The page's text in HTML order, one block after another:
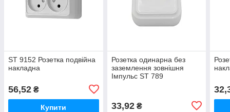
ST 9152 Розетка подвійна
накладна
56,52 ₴
Купити
Розетка одинарна без
заземлення зовнішня
Імпульс ST 789
33,92₴